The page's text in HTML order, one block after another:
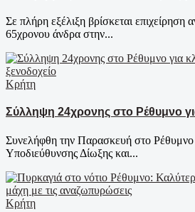
Σε πλήρη εξέλιξη βρίσκεται επιχείρηση
65χρονου άνδρα στην...
Κρήτη
Σύλληψη 24χρονης στο Ρέθυμνο
Συνελήφθη την Παρασκευή στο Ρέθυμνο
Υποδιεύθυνσης Δίωξης και...
Κρήτη